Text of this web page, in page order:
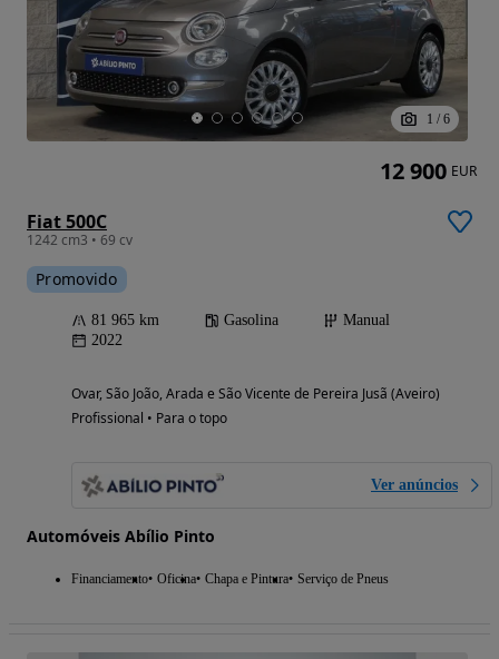
1 / 6
Fiat 500C
1242 cm3 • 69 cv
Promovido
81 965 km Gasolina
Manual
2022
Ovar, São João, Arada e São Vicente de Pereira Jusã (Aveiro)
Profissional • Para o topo
Ver anúncios
Automóveis Abílio Pinto
Financiamento Oficina Chapa e Pintura Serviço de Pneus
12 900 EUR